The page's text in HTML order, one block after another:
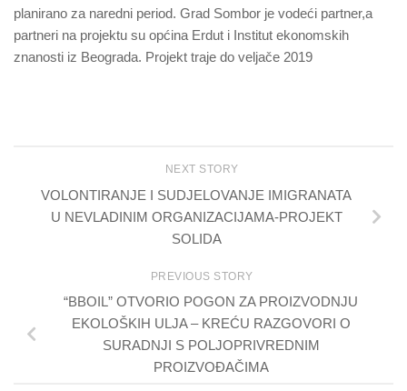
planirano za naredni period. Grad Sombor je vodeći partner,a
partneri na projektu su općina Erdut i Institut ekonomskih
znanosti iz Beograda. Projekt traje do veljače 2019
NEXT STORY
VOLONTIRANJE I SUDJELOVANJE IMIGRANATA
U NEVLADINIM ORGANIZACIJAMA-PROJEKT
SOLIDA
PREVIOUS STORY
“BBOIL” OTVORIO POGON ZA PROIZVODNJU
EKOLOŠKIH ULJA – KREĆU RAZGOVORI O
SURADNJI S POLJOPRIVREDNIM
PROIZVOĐAČIMA